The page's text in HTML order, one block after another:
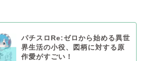
パチスロRe:ゼロから始める異世
界生活の小役、図柄に対する原
作愛がすごい！